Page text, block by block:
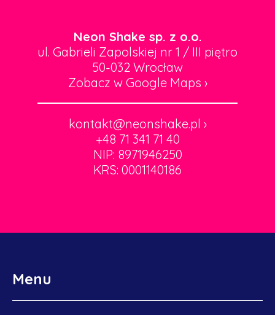
Neon Shake sp. z o.o.
ul. Gabrieli Zapolskiej nr 1 / III piętro
50-032 Wrocław
Zobacz w Google Maps ›
kontakt@neonshake.pl ›
+48 71 341 71 40
NIP: 8971946250
KRS: 0001140186
Menu